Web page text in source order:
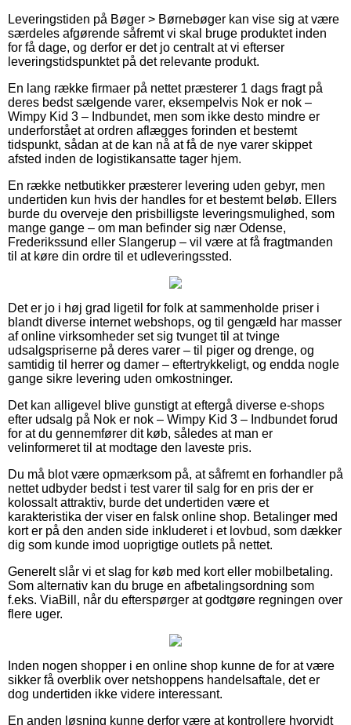
Leveringstiden på Bøger > Børnebøger kan vise sig at være
særdeles afgørende såfremt vi skal bruge produktet inden
for få dage, og derfor er det jo centralt at vi efterser
leveringstidspunktet på det relevante produkt.
En lang række firmaer på nettet præsterer 1 dags fragt på
deres bedst sælgende varer, eksempelvis Nok er nok –
Wimpy Kid 3 – Indbundet, men som ikke desto mindre er
underforstået at ordren aflægges forinden et bestemt
tidspunkt, sådan at de kan nå at få de nye varer skippet
afsted inden de logistikansatte tager hjem.
En række netbutikker præsterer levering uden gebyr, men
undertiden kun hvis der handles for et bestemt beløb. Ellers
burde du overveje den prisbilligste leveringsmulighed, som
mange gange – om man befinder sig nær Odense,
Frederikssund eller Slangerup – vil være at få fragtmanden
til at køre din ordre til et udleveringssted.
Det er jo i høj grad ligetil for folk at sammenholde priser i
blandt diverse internet webshops, og til gengæld har masser
af online virksomheder set sig tvunget til at tvinge
udsalgspriserne på deres varer – til piger og drenge, og
samtidig til herrer og damer – eftertrykkeligt, og endda nogle
gange sikre levering uden omkostninger.
Det kan alligevel blive gunstigt at eftergå diverse e-shops
efter udsalg på Nok er nok – Wimpy Kid 3 – Indbundet forud
for at du gennemfører dit køb, således at man er
velinformeret til at modtage den laveste pris.
Du må blot være opmærksom på, at såfremt en forhandler på
nettet udbyder bedst i test varer til salg for en pris der er
kolossalt attraktiv, burde det undertiden være et
karakteristika der viser en falsk online shop. Betalinger med
kort er på den anden side inkluderet i et lovbud, som dækker
dig som kunde imod uoprigtige outlets på nettet.
Generelt slår vi et slag for køb med kort eller mobilbetaling.
Som alternativ kan du bruge en afbetalingsordning som
f.eks. ViaBill, når du efterspørger at godtgøre regningen over
flere uger.
Inden nogen shopper i en online shop kunne de for at være
sikker få overblik over netshoppens handelsaftale, det er
dog undertiden ikke videre interessant.
En anden løsning kunne derfor være at kontrollere hvorvidt